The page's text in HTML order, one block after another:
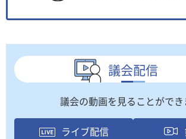
議会配信
議会の動画を見ることができ
ライブ配信